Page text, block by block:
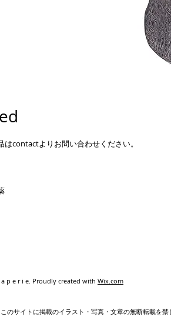
はcontactよりお問い合わせください。
p e r i e. Proudly created with Wix.com
このサイトに掲載のイラスト・写真・文章の無断転載を